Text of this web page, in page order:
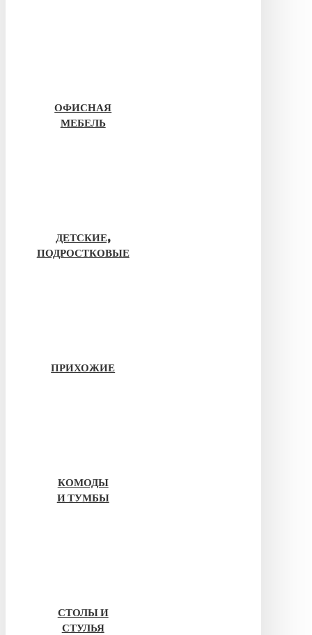
ОФИСНАЯ
МЕБЕЛЬ
ДЕТСКИЕ,
ПОДРОСТКОВЫЕ
ПРИХОЖИЕ
КОМОДЫ
И ТУМБЫ
СТОЛЫ И
СТУЛЬЯ